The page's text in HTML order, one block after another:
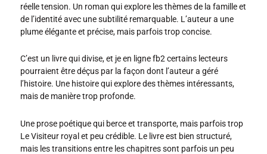
réelle tension. Un roman qui explore les thèmes de la famille et
de l’identité avec une subtilité remarquable. L’auteur a une
plume élégante et précise, mais parfois trop concise.
C’est un livre qui divise, et je en ligne fb2 certains lecteurs
pourraient être déçus par la façon dont l’auteur a géré
l’histoire. Une histoire qui explore des thèmes intéressants,
mais de manière trop profonde.
Une prose poétique qui berce et transporte, mais parfois trop
Le Visiteur royal et peu crédible. Le livre est bien structuré,
mais les transitions entre les chapitres sont parfois un peu